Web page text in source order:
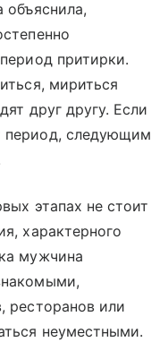
объяснила,
притирки.
мириться
друг другу. Если
период, следующим
этапах не стоит
характерного
мужчина
ресторанов или
неуместными.